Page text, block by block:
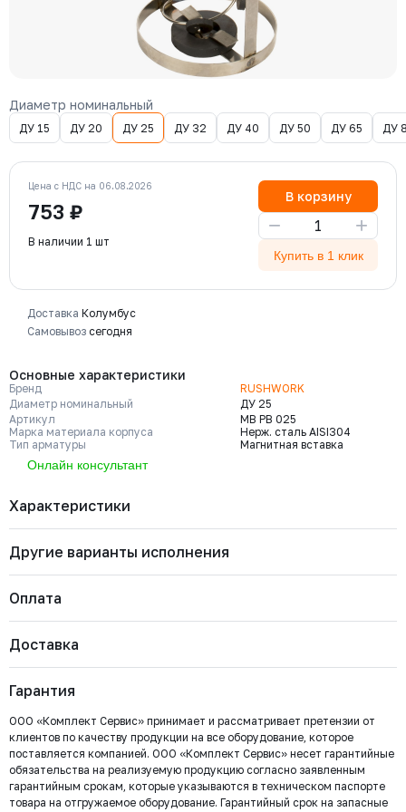
Диаметр номинальный
ДУ 15 ДУ 20 ДУ 25 ДУ 32 ДУ 40 ДУ 50 ДУ 65 ДУ
Основные характеристики
Бренд
RUSHWORK
Диаметр номинальный
ДУ 25
Артикул
МВ РВ 025
Марка материала корпуса
Нерж. сталь AISI304
Тип арматуры
Магнитная вставка
Онлайн консультант
Цена с НДС на 06.08.2026
753 ₽
В наличии 1 шт
В корзину
− +
Купить в 1 клик
Доставка Колумбус
Самовывоз сегодня
Характеристики
Бренд
Диаметр номинальный
ДУ 25
Марка материала корпуса
Другие варианты исполнения
Диаметр номинальный
Диаметр номинальный
ДУ 32
Наличие
Есть
Цена с НДС
1 057 ₽ Купить
МВ РВ 500
Оплата
Важно: Отгрузка товара производится после 100%
оплаты и зачисления средств на расчетный счет
ООО «Комплект Сервис».
Безналичный расчёт
Мы выставляем счёт на оплату, который можно оплатить в
Доставка
Гарантия
ООО «Комплект Сервис» принимает и рассматривает претензии от
клиентов по качеству продукции на все оборудование, которое
поставляется компанией. ООО «Комплект Сервис» несет гарантийные
обязательства на реализуемую продукцию согласно заявленным
гарантийным срокам, которые указываются в техническом паспорте
товара на отгружаемое оборудование. Гарантийный срок на запасные